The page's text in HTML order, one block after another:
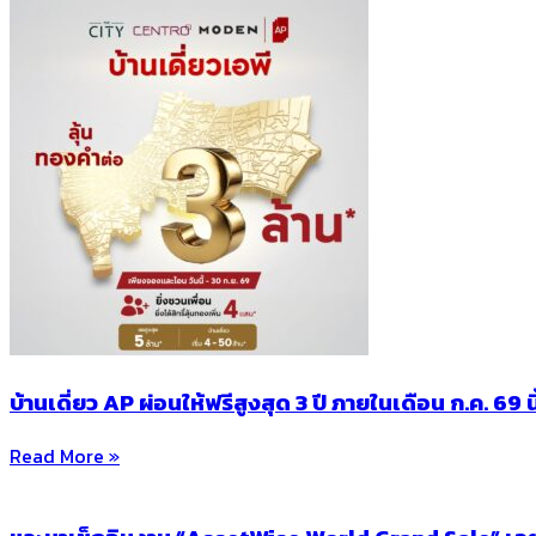
บ้านเดี่ยว AP ผ่อนให้ฟรีสูงสุด 3 ปี ภายในเดือน ก.ค. 69
Read More »